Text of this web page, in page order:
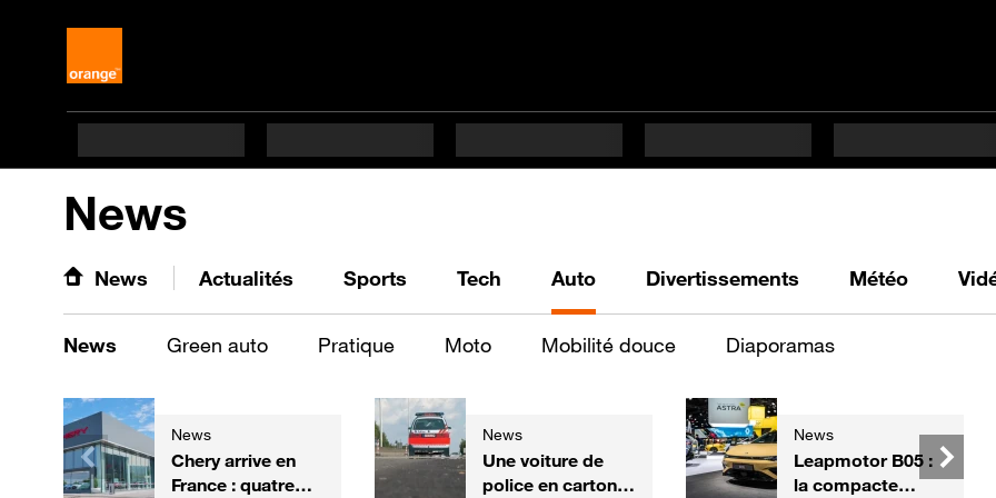
News
News Actualités Sports Tech Auto Divertissements Météo
News Green auto Pratique Moto Mobilité douce Diaporamas
News
Chery arrive en
France : quatre
News
Une voiture de
police en carton,
News
Leapmotor B05 :
la compacte